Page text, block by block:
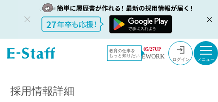
教育の仕事を
もっと知りたい
05/27UP
EWORK ログイン
教員採用情
報のイー・
採用情報
英語 高等学校の非常勤講師 即日採用
採用情報詳細